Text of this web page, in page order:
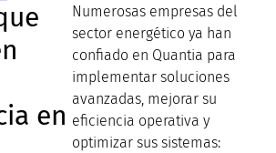
en
Numerosas empresas del
sector energético ya han
confiado en Quantia para
implementar soluciones
avanzadas, mejorar su
eficiencia operativa y
optimizar sus sistemas: